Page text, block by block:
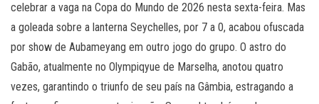
celebrar a vaga na Copa do Mundo de 2026 nesta sexta-feira. Mas
a goleada sobre a lanterna Seychelles, por 7 a 0, acabou ofuscada
por show de Aubameyang em outro jogo do grupo. O astro do
Gabão, atualmente no Olympiqyue de Marselha, anotou quatro
vezes, garantindo o triunfo de seu país na Gâmbia, estragando a